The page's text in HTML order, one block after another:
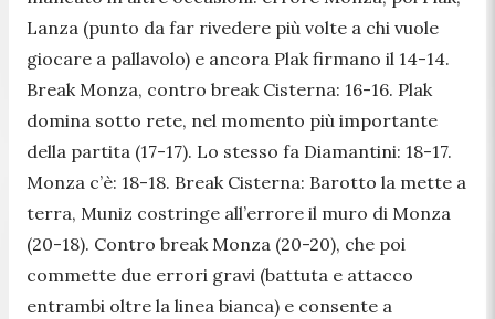
Lanza (punto da far rivedere più volte a chi vuole
giocare a pallavolo) e ancora Plak firmano il 14-14.
Break Monza, contro break Cisterna: 16-16. Plak
domina sotto rete, nel momento più importante
della partita (17-17). Lo stesso fa Diamantini: 18-17.
Monza c’è: 18-18. Break Cisterna: Barotto la mette a
terra, Muniz costringe all’errore il muro di Monza
(20-18). Contro break Monza (20-20), che poi
commette due errori gravi (battuta e attacco
entrambi oltre la linea bianca) e consente a